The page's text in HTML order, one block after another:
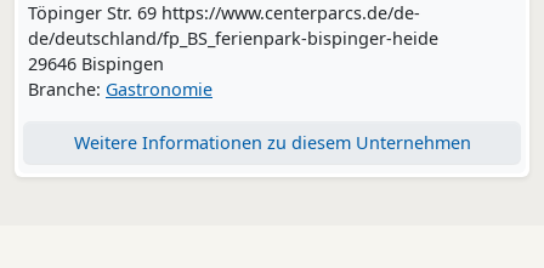
Töpinger Str. 69 https://www.centerparcs.de/de-
de/deutschland/fp_BS_ferienpark-bispinger-heide
29646 Bispingen
Branche: Gastronomie
Weitere Informationen zu diesem Unternehmen